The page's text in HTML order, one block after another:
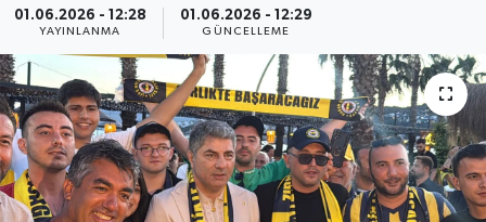
01.06.2026 - 12:28
YAYINLANMA
01.06.2026 - 12:29
GÜNCELLEME
Magazin
Medya
Politika
Sağlık